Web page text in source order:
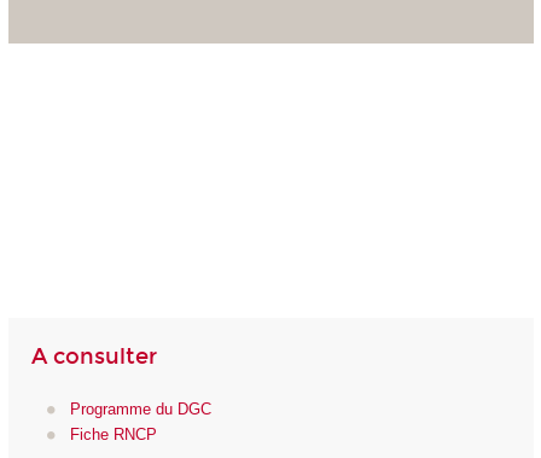
A consulter
Programme du DGC
Fiche RNCP